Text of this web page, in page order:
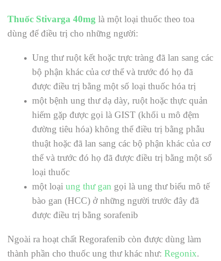
Thuốc Stivarga 40mg là một loại thuốc theo toa
dùng để điều trị cho những người:
Ung thư ruột kết hoặc trực tràng đã lan sang các
bộ phận khác của cơ thể và trước đó họ đã
được điều trị bằng một số loại thuốc hóa trị
một bệnh ung thư dạ dày, ruột hoặc thực quản
hiếm gặp được gọi là GIST (khối u mô đệm
đường tiêu hóa) không thể điều trị bằng phẫu
thuật hoặc đã lan sang các bộ phận khác của cơ
thể và trước đó họ đã được điều trị bằng một số
loại thuốc
một loại ung thư gan gọi là ung thư biểu mô tế
bào gan (HCC) ở những người trước đây đã
được điều trị bằng sorafenib
Ngoài ra hoạt chất Regorafenib còn được dùng làm
thành phần cho thuốc ung thư khác như: Regonix.